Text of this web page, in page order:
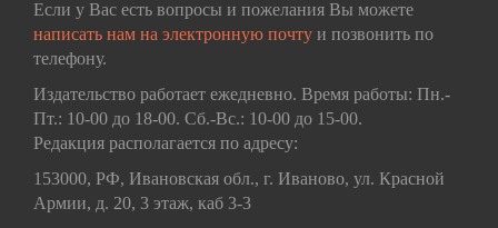
Если у Вас есть вопросы и пожелания Вы можете
написать нам на электронную почту и позвонить по
телефону.
Издательство работает ежедневно. Время работы: Пн.-
Пт.: 10-00 до 18-00. Сб.-Вс.: 10-00 до 15-00.
Редакция располагается по адресу:
153000, РФ, Ивановская обл., г. Иваново, ул. Красной
Армии, д. 20, 3 этаж, каб 3-3